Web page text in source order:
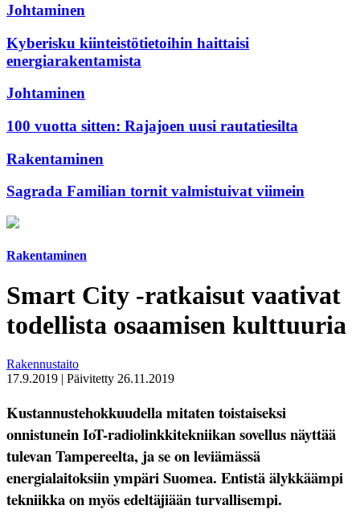
Johtaminen
Kyberisku kiinteistötietoihin haittaisi
energiarakentamista
Johtaminen
100 vuotta sitten: Rajajoen uusi rautatiesilta
Rakentaminen
Sagrada Familian tornit valmistuivat viimein
Rakentaminen
Smart City -ratkaisut vaativat
todellista osaamisen kulttuuria
Rakennustaito
17.9.2019 | Päivitetty 26.11.2019
Kustannustehokkuudella mitaten toistaiseksi
onnistunein IoT-radiolinkkitekniikan sovellus näyttää
tulevan Tampereelta, ja se on leviämässä
energialaitoksiin ympäri Suomea. Entistä älykkäämpi
tekniikka on myös edeltäjiään turvallisempi.